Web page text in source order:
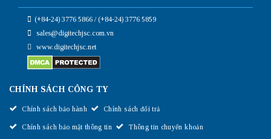
(+84-24) 3776 5866 / (+84-24) 3776 5859
sales@digitechjsc.com.vn
www.digitechjsc.net
CHÍNH SÁCH CÔNG TY
Chính sách bảo hành Chính sách đổi trả
Chính sách bảo mật thông tin Thông tin chuyển khoản